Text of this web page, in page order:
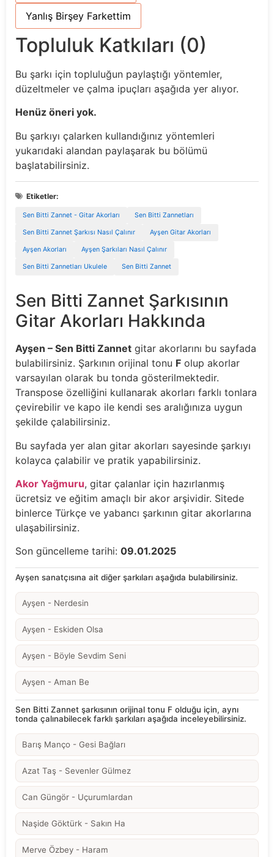
Yanlış Birşey Farkettim
Topluluk Katkıları (0)
Bu şarkı için topluluğun paylaştığı yöntemler,
düzeltmeler ve çalma ipuçları aşağıda yer alıyor.
Henüz öneri yok.
Bu şarkıyı çalarken kullandığınız yöntemleri
yukarıdaki alandan paylaşarak bu bölümü
başlatabilirsiniz.
Etiketler:
Sen Bitti Zannet - Gitar Akorları Sen Bitti Zannetları
Sen Bitti Zannet Şarkısı Nasıl Çalınır Ayşen Gitar Akorları
Ayşen Akorları Ayşen Şarkıları Nasıl Çalınır
Sen Bitti Zannetları Ukulele Sen Bitti Zannet
Sen Bitti Zannet Şarkısının
Gitar Akorları Hakkında
Ayşen – Sen Bitti Zannet gitar akorlarını bu sayfada
bulabilirsiniz. Şarkının orijinal tonu F olup akorlar
varsayılan olarak bu tonda gösterilmektedir.
Transpose özelliğini kullanarak akorları farklı tonlara
çevirebilir ve kapo ile kendi ses aralığınıza uygun
şekilde çalabilirsiniz.
Bu sayfada yer alan gitar akorları sayesinde şarkıyı
kolayca çalabilir ve pratik yapabilirsiniz.
Akor Yağmuru, gitar çalanlar için hazırlanmış
ücretsiz ve eğitim amaçlı bir akor arşividir. Sitede
binlerce Türkçe ve yabancı şarkının gitar akorlarına
ulaşabilirsiniz.
Son güncelleme tarihi: 09.01.2025
Ayşen sanatçısına ait diğer şarkıları aşağıda bulabilirsiniz.
Ayşen - Nerdesin
Ayşen - Eskiden Olsa
Ayşen - Böyle Sevdim Seni
Ayşen - Aman Be
Sen Bitti Zannet şarkısının orijinal tonu F olduğu için, aynı
tonda çalınabilecek farklı şarkıları aşağıda inceleyebilirsiniz.
Barış Manço - Gesi Bağları
Azat Taş - Sevenler Gülmez
Can Güngör - Uçurumlardan
Naşide Göktürk - Sakın Ha
Merve Özbey - Haram